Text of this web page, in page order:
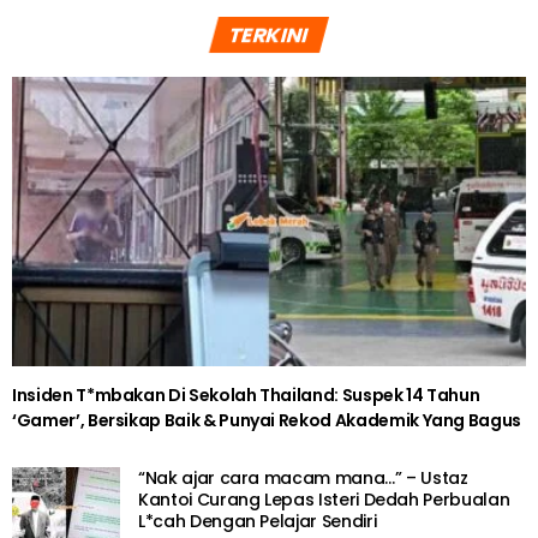
BERITA SOSIAL
“Tak turun kaki langsung!” – [VIDEO] Dari Lampu Merah Ke
Hijau, Aksi Lelaki Atas Basikal Buat Ramai Kagum
BERITA SOSIAL
“Boleh cakap Korea la”- Pelajar Malaysia
Interview Kumpulan TWICE Dalam Live
Shopee 9.9 Buat Malaysia Bangga
5 years ago